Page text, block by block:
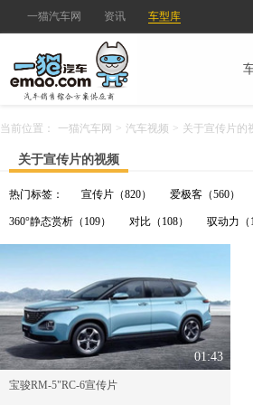
一猫汽车网 资讯 车型库
当前位置： 一猫汽车网 > 汽车视频 > 关于宣传片的
关于宣传片的视频
热门标签： 宣传片（820） 爱极客（560）
360°静态赏析（109） 对比（108） 驭动力（
01:43
宝骏RM-5"RC-6宣传片